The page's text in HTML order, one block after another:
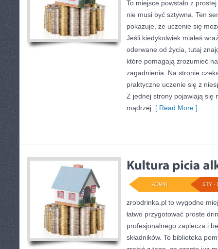
To miejsce powstało z
nie musi być sztywna. Ten
pokazuje, że uczenie się
Jeśli kiedykolwiek miałeś
oderwane od życia, tutaj
które pomagają zrozumieć
zagadnienia. Na stronie
praktyczne uczenie się z
Z jednej strony pojawiają się
mądrzej [ Read More ]
STY -
ADMIN
zrobdrinka.pl to wygodne
łatwo przygotować proste
profesjonalnego zaplecza i
składników. To biblioteka